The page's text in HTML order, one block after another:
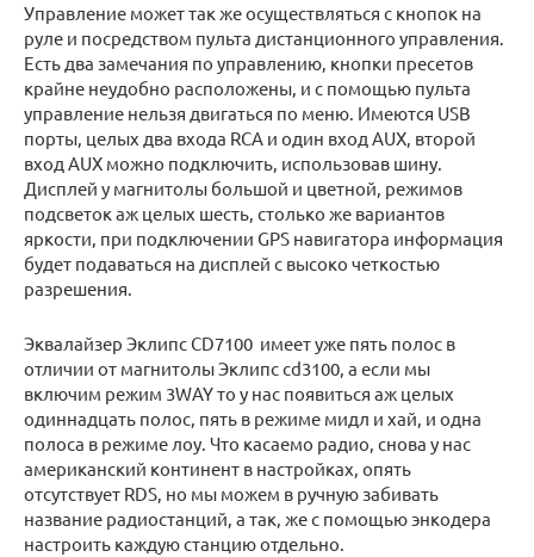
Управление может так же осуществляться с кнопок на
руле и посредством пульта дистанционного управления.
Есть два замечания по управлению, кнопки пресетов
крайне неудобно расположены, и с помощью пульта
управление нельзя двигаться по меню. Имеются USB
порты, целых два входа RCA и один вход AUX, второй
вход AUX можно подключить, использовав шину.
Дисплей у магнитолы большой и цветной, режимов
подсветок аж целых шесть, столько же вариантов
яркости, при подключении GPS навигатора информация
будет подаваться на дисплей с высоко четкостью
разрешения.
Эквалайзер Эклипс CD7100 имеет уже пять полос в
отличии от магнитолы Эклипс cd3100, а если мы
включим режим 3WAY то у нас появиться аж целых
одиннадцать полос, пять в режиме мидл и хай, и одна
полоса в режиме лоу. Что касаемо радио, снова у нас
американский континент в настройках, опять
отсутствует RDS, но мы можем в ручную забивать
название радиостанций, а так, же с помощью энкодера
настроить каждую станцию отдельно.